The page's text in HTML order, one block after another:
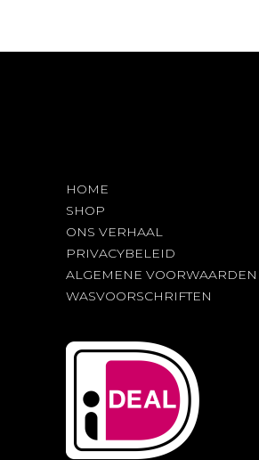
HOME
SHOP
ONS VERHAAL
PRIVACYBELEID
ALGEMENE VOORWAARDEN
WASVOORSCHRIFTEN